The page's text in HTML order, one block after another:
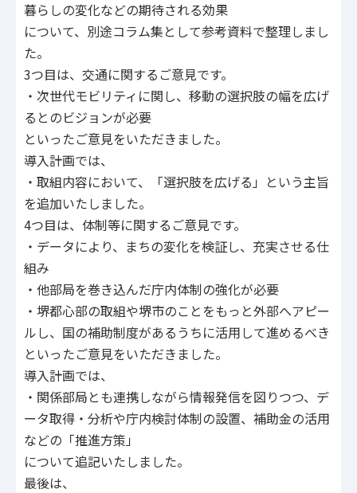
暮らしの変化などの期待される効果
について、別途コラム集として参考資料で整理しまし
た。
3つ目は、交通に関するご意見です。
・次世代モビリティに関し、移動の選択肢の幅を広げ
るとのビジョンが必要
といったご意見をいただきました。
導入計画では、
・取組内容において、「選択肢を広げる」という主旨
を追加いたしました。
4つ目は、体制等に関するご意見です。
・データにより、まちの変化を検証し、充実させる仕
組み
・他部局を巻き込んだ庁内体制の強化が必要
・堺都心部の取組や堺市のことをもっと外部へアピー
ルし、国の補助制度があるうちに活用して進めるべき
といったご意見をいただきました。
導入計画では、
・関係部局とも連携しながら情報発信を図りつつ、デ
ータ取得・分析や庁内検討体制の設置、補助金の活用
などの「推進方策」
について追記いたしました。
最後は、